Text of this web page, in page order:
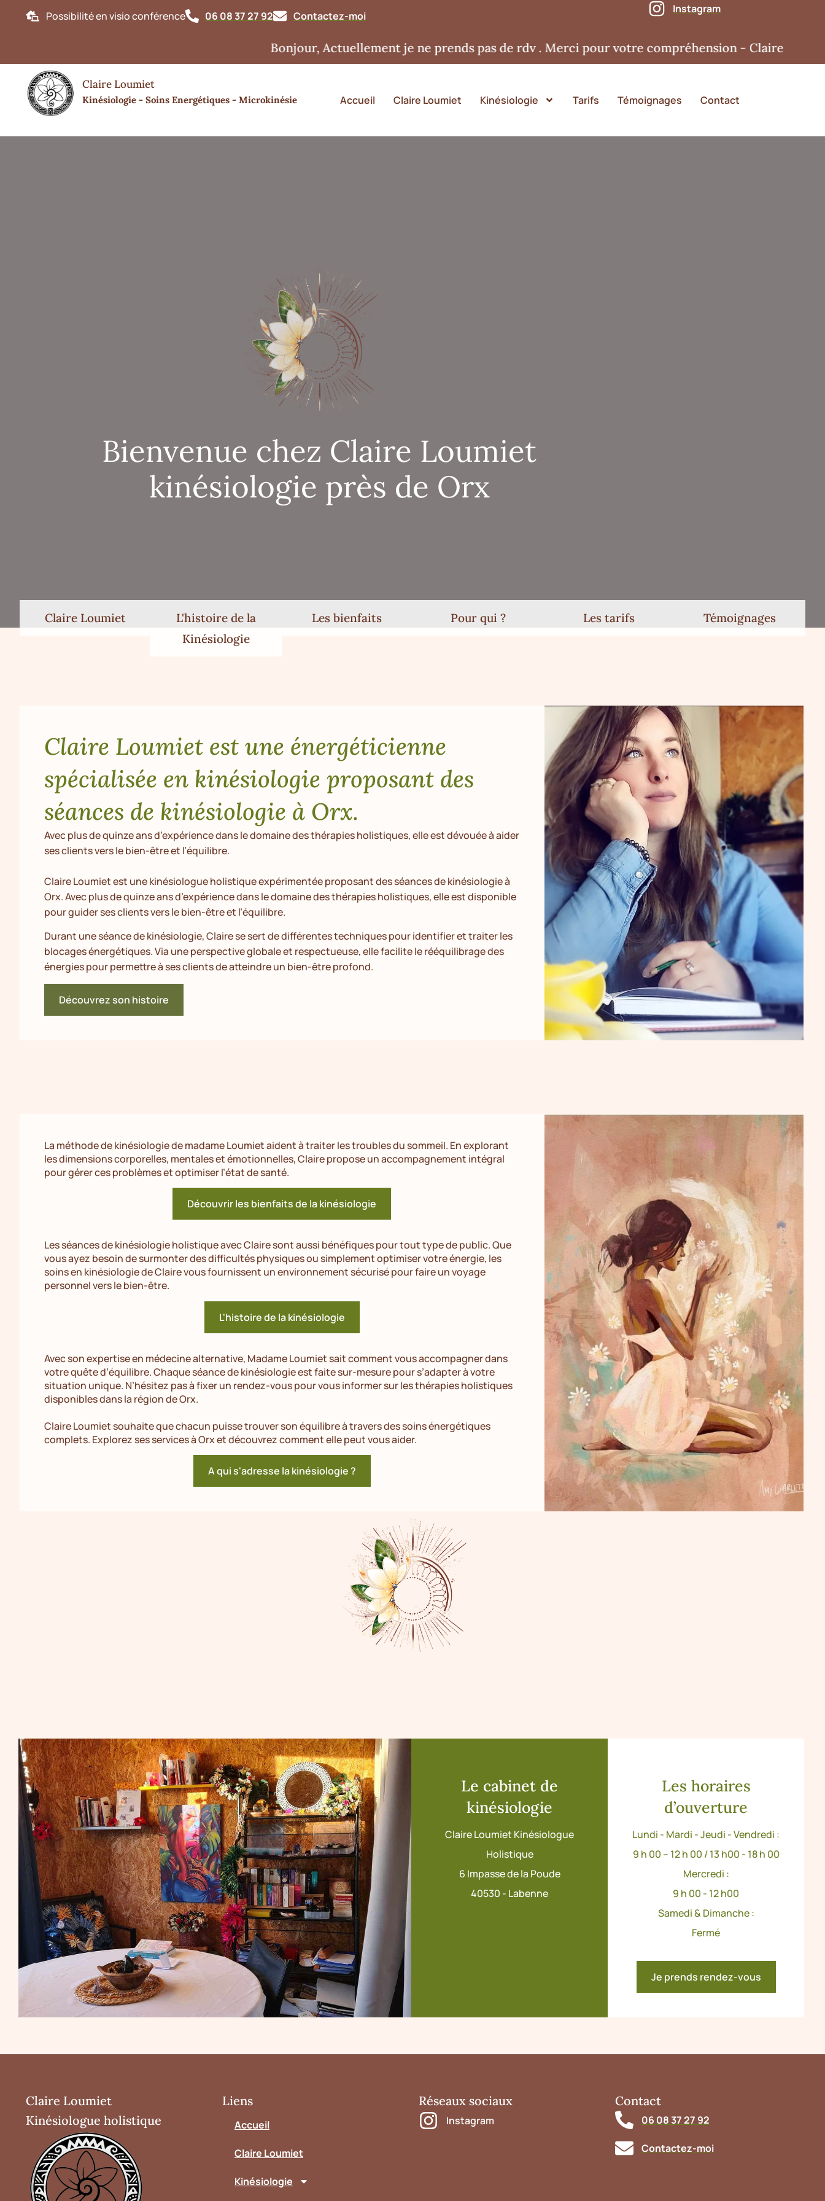
Possibilité en visio conférence 06 08 37 27 92 Contactez-moi
Instagram
Bonjour, Actuellement je ne prends pas de rdv . Merci pour votre compréhension - Claire
Claire Loumiet
Kinésiologie - Soins Energétiques - Microkinésie Accueil Claire Loumiet Kinésiologie Tarifs Témoignages Contact
Bienvenue chez Claire Loumiet
kinésiologie près de Orx
Claire Loumiet
L'histoire de la
Kinésiologie
Les bienfaits Pour qui ? Les tarifs Témoignages
Claire Loumiet est une énergéticienne
spécialisée en kinésiologie proposant des
séances de kinésiologie à Orx.
Avec plus de quinze ans d’expérience dans le domaine des thérapies holistiques, elle est dévouée à aider
ses clients vers le bien-être et l’équilibre.
Claire Loumiet est une kinésiologue holistique expérimentée proposant des séances de kinésiologie à
Orx. Avec plus de quinze ans d’expérience dans le domaine des thérapies holistiques, elle est disponible
pour guider ses clients vers le bien-être et l’équilibre.
Durant une séance de kinésiologie, Claire se sert de différentes techniques pour identifier et traiter les
blocages énergétiques. Via une perspective globale et respectueuse, elle facilite le rééquilibrage des
énergies pour permettre à ses clients de atteindre un bien-être profond.
Découvrez son histoire
La méthode de kinésiologie de madame Loumiet aident à traiter les troubles du sommeil. En explorant
les dimensions corporelles, mentales et émotionnelles, Claire propose un accompagnement intégral
pour gérer ces problèmes et optimiser l’état de santé.
Découvrir les bienfaits de la kinésiologie
Les séances de kinésiologie holistique avec Claire sont aussi bénéfiques pour tout type de public. Que
vous ayez besoin de surmonter des difficultés physiques ou simplement optimiser votre énergie, les
soins en kinésiologie de Claire vous fournissent un environnement sécurisé pour faire un voyage
personnel vers le bien-être.
L'histoire de la kinésiologie
Avec son expertise en médecine alternative, Madame Loumiet sait comment vous accompagner dans
votre quête d’équilibre. Chaque séance de kinésiologie est faite sur-mesure pour s’adapter à votre
situation unique. N’hésitez pas à fixer un rendez-vous pour vous informer sur les thérapies holistiques
disponibles dans la région de Orx.
Claire Loumiet souhaite que chacun puisse trouver son équilibre à travers des soins énergétiques
complets. Explorez ses services à Orx et découvrez comment elle peut vous aider.
A qui s'adresse la kinésiologie ?
Le cabinet de
kinésiologie
Claire Loumiet Kinésiologue
Holistique
6 Impasse de la Poude
40530 - Labenne
Les horaires
d’ouverture
Lundi - Mardi - Jeudi - Vendredi :
9 h 00 – 12 h 00 / 13 h00 - 18 h 00
Mercredi :
9 h 00 - 12 h00
Samedi & Dimanche :
Fermé
Je prends rendez-vous
Claire Loumiet
Kinésiologue holistique
Liens
Accueil
Claire Loumiet
Kinésiologie
Réseaux sociaux
Instagram
Contact
06 08 37 27 92
Contactez-moi